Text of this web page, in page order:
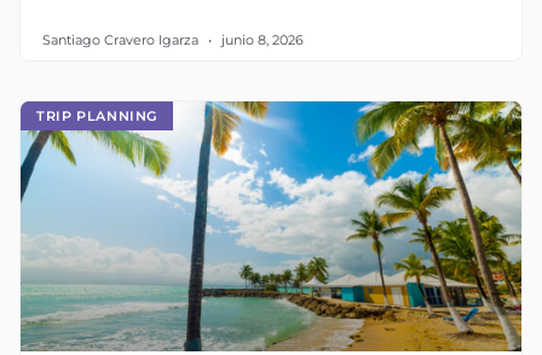
Santiago Cravero Igarza junio 8, 2026
TRIP PLANNING